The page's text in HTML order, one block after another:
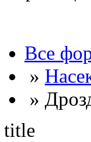
Все
»
»
title